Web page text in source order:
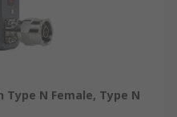
N Female, Type N